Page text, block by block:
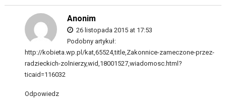
Anonim
26 listopada 2015 at 17:53
Podobny artykuł:
http://kobieta.wp.pl/kat,65524,title,Zakonnice-zameczone-przez-
radzieckich-zolnierzy,wid,18001527,wiadomosc.html?
ticaid=116032
Odpowiedz